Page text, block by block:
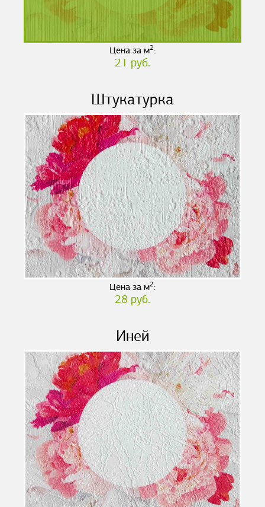
Цена за м2:
21 руб.
Штукатурка
Цена за м2:
28 руб.
Иней